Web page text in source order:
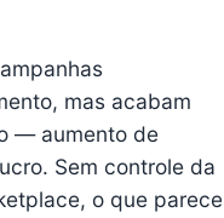
mas acabam
— aumento de
Sem controle da
o que parece